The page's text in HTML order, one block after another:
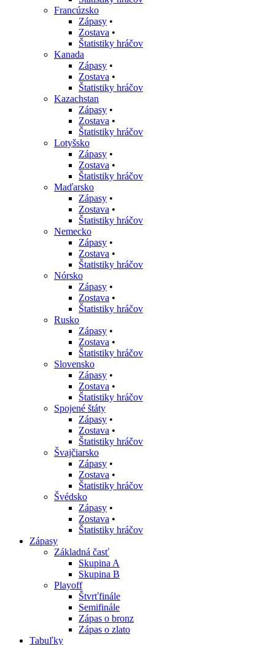
Francúzsko
Zápasy •
Zostava •
Štatistiky hráčov
Kanada
Zápasy •
Zostava •
Štatistiky hráčov
Kazachstan
Zápasy •
Zostava •
Štatistiky hráčov
Lotyšsko
Zápasy •
Zostava •
Štatistiky hráčov
Maďarsko
Zápasy •
Zostava •
Štatistiky hráčov
Nemecko
Zápasy •
Zostava •
Štatistiky hráčov
Nórsko
Zápasy •
Zostava •
Štatistiky hráčov
Rusko
Zápasy •
Zostava •
Štatistiky hráčov
Slovensko
Zápasy •
Zostava •
Štatistiky hráčov
Spojené štáty
Zápasy •
Zostava •
Štatistiky hráčov
Švajčiarsko
Zápasy •
Zostava •
Štatistiky hráčov
Švédsko
Zápasy •
Zostava •
Štatistiky hráčov
Zápasy
Základná časť
Skupina A
Skupina B
Playoff
Štvrťfinále
Semifinále
Zápas o bronz
Zápas o zlato
Tabuľky